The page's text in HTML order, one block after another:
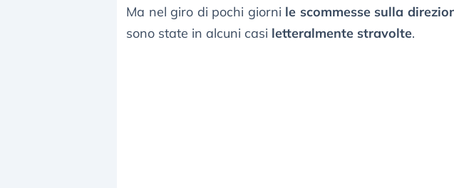
Ma nel giro di pochi giorni le scommesse sulla
sono state in alcuni casi letteralmente stravolte.